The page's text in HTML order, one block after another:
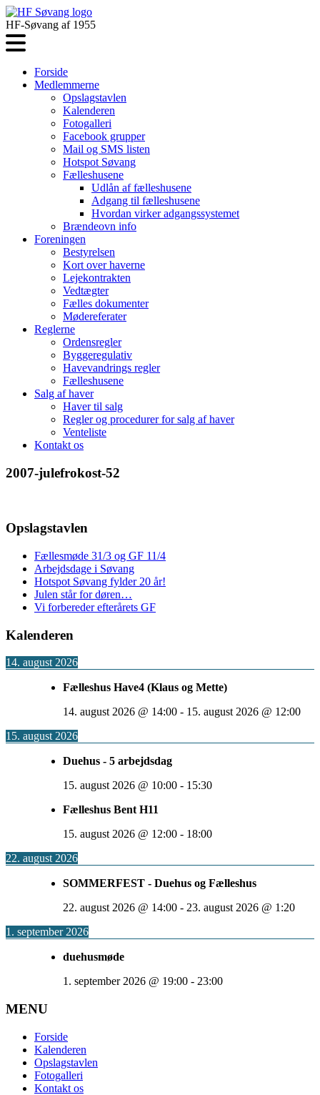
HF-Søvang af 1955
Forside
Medlemmerne
Opslagstavlen
Kalenderen
Fotogalleri
Facebook grupper
Mail og SMS listen
Hotspot Søvang
Fælleshusene
Udlån af fælleshusene
Adgang til fælleshusene
Hvordan virker adgangssystemet
Brændeovn info
Foreningen
Bestyrelsen
Kort over haverne
Lejekontrakten
Vedtægter
Fælles dokumenter
Mødereferater
Reglerne
Ordensregler
Byggeregulativ
Havevandrings regler
Fælleshusene
Salg af haver
Haver til salg
Regler og procedurer for salg af haver
Venteliste
Kontakt os
2007-julefrokost-52
Opslagstavlen
Fællesmøde 31/3 og GF 11/4
Arbejdsdage i Søvang
Hotspot Søvang fylder 20 år!
Julen står for døren…
Vi forbereder efterårets GF
Kalenderen
14. august 2026
Fælleshus Have4 (Klaus og Mette)
14. august 2026 @ 14:00 - 15. august 2026 @ 12:00
15. august 2026
Duehus - 5 arbejdsdag
15. august 2026 @ 10:00 - 15:30
Fælleshus Bent H11
15. august 2026 @ 12:00 - 18:00
22. august 2026
SOMMERFEST - Duehus og Fælleshus
22. august 2026 @ 14:00 - 23. august 2026 @ 1:20
1. september 2026
duehusmøde
1. september 2026 @ 19:00 - 23:00
MENU
Forside
Kalenderen
Opslagstavlen
Fotogalleri
Kontakt os